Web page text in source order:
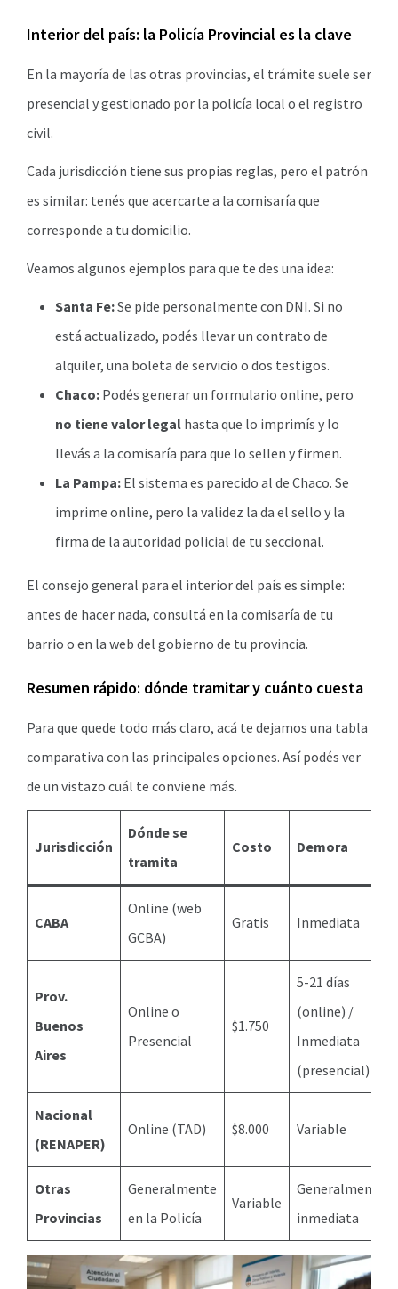
Interior del país: la Policía Provincial es la clave
En la mayoría de las otras provincias, el trámite suele ser
presencial y gestionado por la policía local o el registro
civil.
Cada jurisdicción tiene sus propias reglas, pero el patrón
es similar: tenés que acercarte a la comisaría que
corresponde a tu domicilio.
Veamos algunos ejemplos para que te des una idea:
Santa Fe:Se pide personalmente con DNI. Si no
está actualizado, podés llevar un contrato de
alquiler, una boleta de servicio o dos testigos.
Chaco: Podés generar un formulario online, pero
no tiene valor legal hasta que lo imprimís y lo
llevás a la comisaría para que lo sellen y firmen.
La Pampa: El sistema es parecido al de Chaco. Se
imprime online, pero la validez la da el sello y la
firma de la autoridad policial de tu seccional.
El consejo general para el interior del país es simple:
antes de hacer nada, consultá en la comisaría de tu
barrio o en la web del gobierno de tu provincia.
Resumen rápido: dónde tramitar y cuánto cuesta
Para que quede todo más claro, acá te dejamos una tabla
comparativa con las principales opciones. Así podés ver
de un vistazo cuál te conviene más.
Jurisdicción
Dónde se
tramita
Costo Demora
CABA
Online (web
GCBA)
Gratis Inmediata
Prov.
Buenos
Aires
Online o
Presencial
$1.750
5-21 días
(online) /
Inmediata
(presencial)
Nacional
(RENAPER)
Online (TAD) $8.000 Variable
Otras
Provincias
Generalmente
en la Policía
Variable
Generalmente
inmediata